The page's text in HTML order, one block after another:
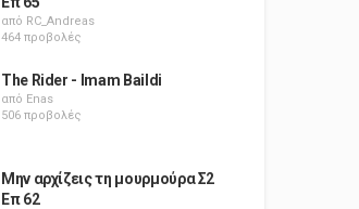
από RC_Andreas
464 προβολές
The Rider - Imam Baildi
από Enas
506 προβολές
Μην αρχίζεις τη μουρμούρα Σ2
Επ 62